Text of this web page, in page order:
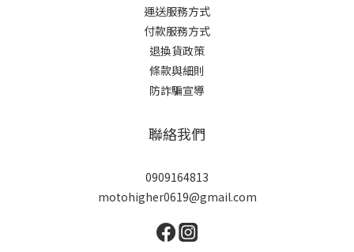
運送服務方式
付款服務方式
退換貨政策
條款與細則
防詐騙宣導
聯絡我們
0909164813
motohigher0619@gmail.com